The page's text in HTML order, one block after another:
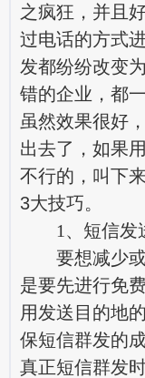
之疯狂，并且
过电话的方式
发都纷纷改变
错的企业，都
虽然效果很好
出去了，如果
不行的，叫下
3大技巧。
1、短信发送
要想减少或
是要先进行免
用发送目的地
保短信群发的
真正短信群发